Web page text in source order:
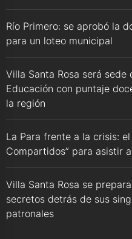
Río Primero: se aprobó la
para un loteo municipal
Villa Santa Rosa será sede
Educación con puntaje
la región
La Para frente a la crisis:
Compartidos” para asistir
Villa Santa Rosa se
secretos detrás de sus
patronales